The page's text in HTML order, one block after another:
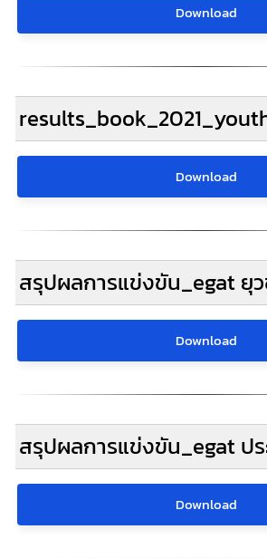
Download
Download
สรุปผลการแข่งขัน_egat ยุ
Download
สรุปผลการแข่งขัน_egat ป
Download